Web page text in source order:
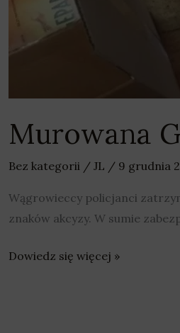
Murowana
Bez kategorii / JL / 9 grudnia
Wągrowieccy policjanci
znaków akcyzy. W sumie
Dowiedz się więcej »